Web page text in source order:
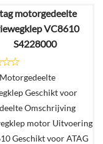
€228,34
€196,70
In
winkelmand
motorgedeelte
VC8610
S4228000
Geschikt voor
Omschrijving
motor Uitvoering
Geschikt voor ATAG